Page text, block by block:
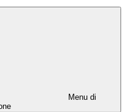
Menu di